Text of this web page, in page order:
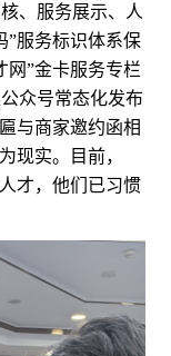
、服务展示、人
”服务标识体系保
网”金卡服务专栏
众号常态化发布
与商家邀约函相
现实。目前，
才，他们已习惯